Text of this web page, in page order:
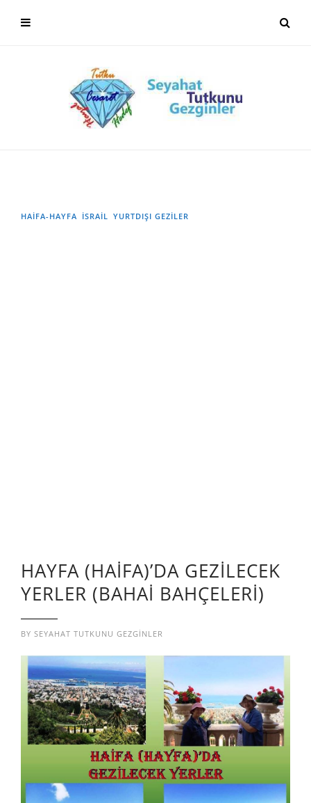
HAİFA-HAYFA İSRAIL YURTDIŞI GEZILER
HAYFA (HAİFA)’DA GEZİLECEK
YERLER (BAHAİ BAHÇELERİ)
BY SEYAHAT TUTKUNU GEZGINLER